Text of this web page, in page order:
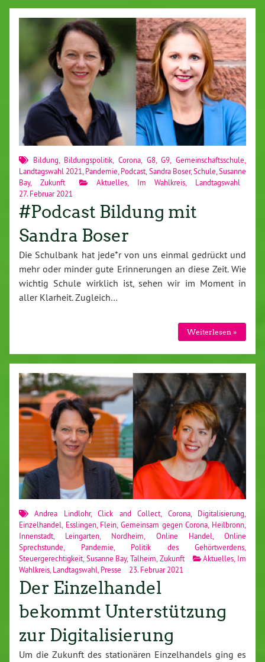
Bildung Bildungspolitik ,Corona G8,G9 ,Gemeinschaftsschule
Landtagswahl 2021 Pandemie Podcast Sandra Boser,Schule ,Susanne
Bay, Zukunft Aktuelles Im Wahlkreis
Landtagswahl
27. Februar 2021
#Podcast Bildung mit
Sandra Boser
Die Schulbank hat jede*r von uns einmal gedrückt und
mehr oder minder gute Erinnerungen an diese Zeit. Wie
wichtig Schule wirklich ist, sehen wir im Moment in
aller Klarheit. Zugleich…
Weiterlesen »
Andrea Lindlohr,Click and Collect Corona, Digitalisierung
Einzelhandel Esslingen, Flein ,Gemeinsam gegen Corona Heilbronn
Innenstadt
Leingarten Nordheim Online Handel ,Online
Sprechstunde
Pandemie Politik des Gehörtwerdens
Steuergerechtigkeit Susanne Bay,Talheim Zukunft Aktuelles Im
Wahlkreis Landtagswahl Presse 23. Februar 2021
Der Einzelhandel
bekommt Unterstützung
zur Digitalisierung
Um die Zukunft des stationären Einzelhandels ging es